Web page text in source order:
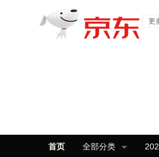
更
首页 全部分类